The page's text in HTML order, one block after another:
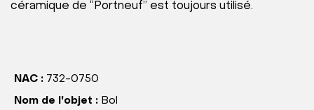
céramique de “Portneuf” est toujours utilisé.
NAC : 732-0750
Nom de l'objet : Bol